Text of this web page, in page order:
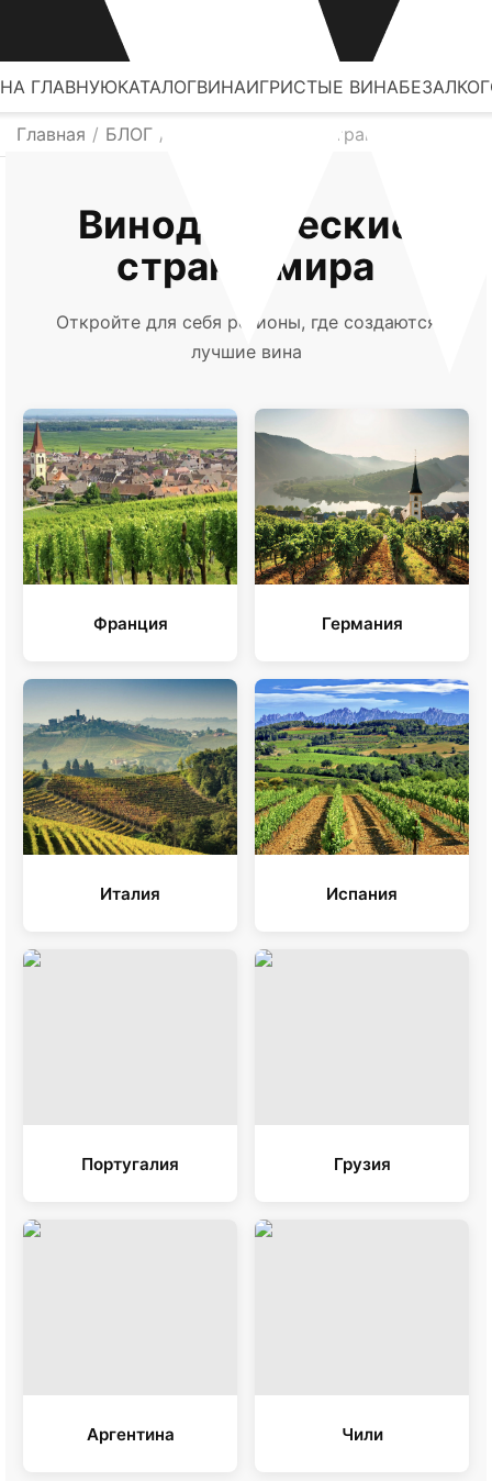
НА ГЛАВНУЮКАТАЛОГВИНАИГРИСТЫЕ ВИНА
Главная / БЛОГ / Винодельческие страны мира
Винодельческие
страны мира
Откройте для себя регионы, где создаются
лучшие вина
Франция Германия
Италия Испания
Португалия Грузия
Аргентина Чили